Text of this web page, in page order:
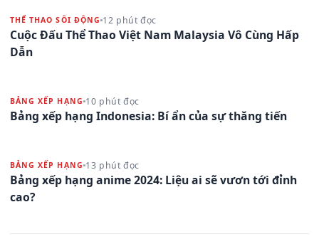
THỂ THAO SÔI ĐỘNG 12 phút đọc
Cuộc Đấu Thể Thao Việt Nam Malaysia Vô Cùng Hấp
Dẫn
BẢNG XẾP HẠNG 10 phút đọc
Bảng xếp hạng Indonesia: Bí ẩn của sự thăng tiến
BẢNG XẾP HẠNG 13 phút đọc
Bảng xếp hạng anime 2024: Liệu ai sẽ vươn tới đỉnh
cao?